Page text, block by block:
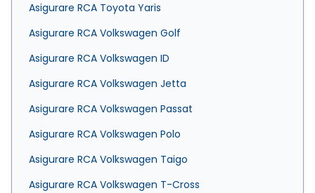
Asigurare RCA Toyota Yaris
Asigurare RCA Volkswagen Golf
Asigurare RCA Volkswagen ID
Asigurare RCA Volkswagen Jetta
Asigurare RCA Volkswagen Passat
Asigurare RCA Volkswagen Polo
Asigurare RCA Volkswagen Taigo
Asigurare RCA Volkswagen T-Cross